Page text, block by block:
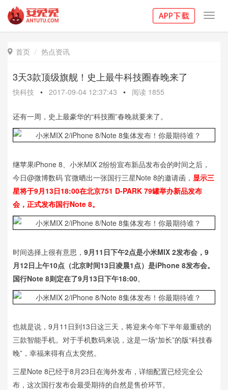
 首页 热点资讯
3天3款顶级旗舰！史上最牛科技圈春晚来了
快科技 • 2017-09-04 12:37:43 • 阅读 1855
还有一周，史上最豪华的“科技圈”春晚就要来了。
继苹果iPhone 8、小米MIX 2纷纷宣布新品发布会的时间之后，
今日@微博数码 官微晒出一张国行三星Note 8的邀请函， 显示三
星将于9月13日18:00在北京751 D-PARK 79罐举办新品发布
会，正式发布国行Note 8。
时间选择上很有意思， 9月11日下午2点是小米MIX 2发布会，9
月12日上午10点（北京时间13日凌晨1点）是iPhone 8发布会。
国行Note 8则定在了9月13日下午18:00。
也就是说，9月11日到13日这三天，将迎来今年下半年最重磅的
三款智能手机。对于手机数码来说，这是一场“加长”的版“科技春
晚”，幸福来得有点太突然。
三星Note 8已经于8月23日在海外发布，详细配置已经完全公
布，这次国行发布会最受期待的自然是售价环节。